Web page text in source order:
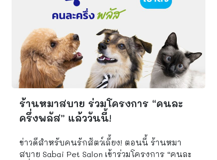
ร้านหมาสบาย ร่วมโครงการ “คนละ
ครึ่งพลัส” แล้ววันนี้!
ข่าวดีสำหรับคนรักสัตว์เลี้ยง! ตอนนี้ ร้านหมา
สบาย Sabai Pet Salon เข้าร่วมโครงการ “คนละ